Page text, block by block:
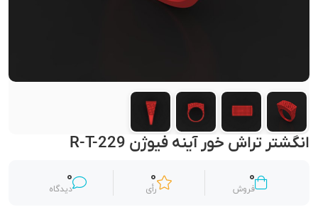
انگشتر تراش خور آینه فیوژن R-T-229
0
فروش
0
رأی
0
دیدگاه